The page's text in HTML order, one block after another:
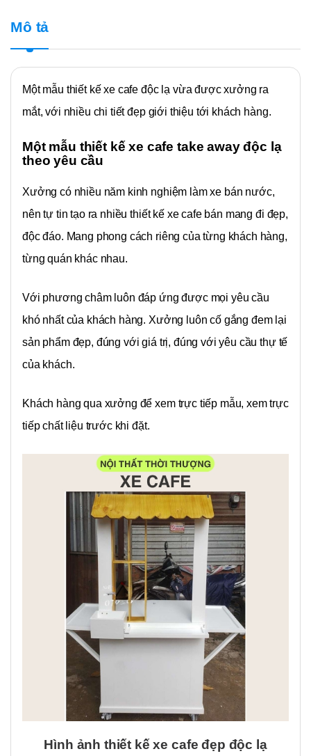
Mô tả
Một mẫu thiết kế xe cafe độc lạ vừa được xưởng ra
mắt, với nhiều chi tiết đẹp giới thiệu tới khách hàng.
Một mẫu thiết kế xe cafe take away độc lạ
theo yêu cầu
Xưởng có nhiều năm kinh nghiệm làm xe bán nước,
nên tự tin tạo ra nhiều thiết kế xe cafe bán mang đi đẹp,
độc đáo. Mang phong cách riêng của từng khách hàng,
từng quán khác nhau.
Với phương châm luôn đáp ứng được mọi yêu cầu
khó nhất của khách hàng. Xưởng luôn cố gắng đem lại
sản phẩm đẹp, đúng với giá trị, đúng với yêu cầu thự tế
của khách.
Khách hàng qua xưởng để xem trực tiếp mẫu, xem trực
tiếp chất liệu trước khi đặt.
Hình ảnh thiết kế xe cafe đẹp độc lạ